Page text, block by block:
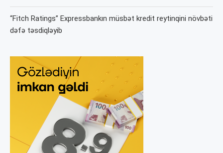
“Fitch Ratings” Expressbankın müsbət kredit reytinqini növbəti
dəfə təsdiqləyib